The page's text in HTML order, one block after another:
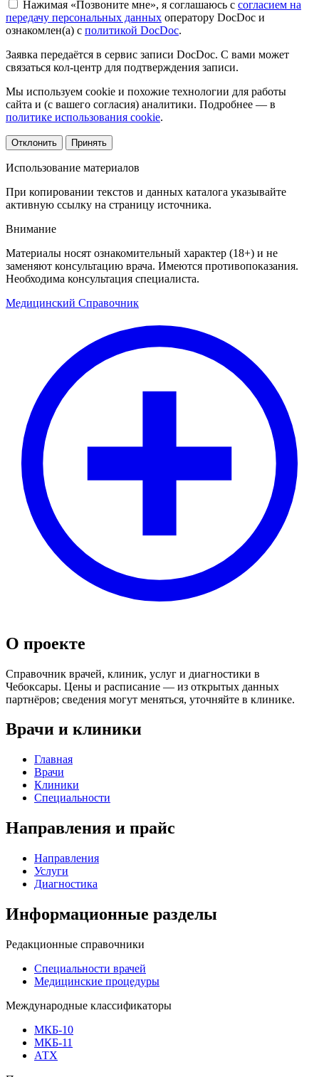
Нажимая «Позвоните мне», я соглашаюсь с согласием на
передачу персональных данных оператору DocDoc и
ознакомлен(а) с политикой DocDoc.
Заявка передаётся в сервис записи DocDoc. С вами может
связаться кол-центр для подтверждения записи.
Мы используем cookie и похожие технологии для работы
сайта и (с вашего согласия) аналитики. Подробнее — в
политике использования cookie.
Отклонить Принять
Использование материалов
При копировании текстов и данных каталога указывайте
активную ссылку на страницу источника.
Внимание
Материалы носят ознакомительный характер (18+) и не
заменяют консультацию врача. Имеются противопоказания.
Необходима консультация специалиста.
Медицинский Справочник
О проекте
Справочник врачей, клиник, услуг и диагностики в
Чебоксары. Цены и расписание — из открытых данных
партнёров; сведения могут меняться, уточняйте в клинике.
Врачи и клиники
Главная
Врачи
Клиники
Специальности
Направления и прайс
Направления
Услуги
Диагностика
Информационные разделы
Редакционные справочники
Специальности врачей
Медицинские процедуры
Международные классификаторы
МКБ-10
МКБ-11
АТХ